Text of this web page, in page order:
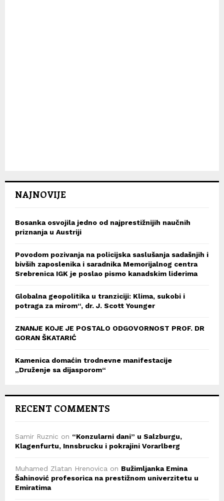
NAJNOVIJE
Bosanka osvojila jedno od najprestižnijih naučnih
priznanja u Austriji
Povodom pozivanja na policijska saslušanja sadašnjih i
bivših zaposlenika i saradnika Memorijalnog centra
Srebrenica IGK je poslao pismo kanadskim liderima
Globalna geopolitika u tranziciji: Klima, sukobi i
potraga za mirom“, dr. J. Scott Younger
ZNANJE KOJE JE POSTALO ODGOVORNOST PROF. DR
GORAN ŠKATARIĆ
Kamenica domaćin trodnevne manifestacije
„Druženje sa dijasporom“
RECENT COMMENTS
Samir Ruznic on “Konzularni dani” u Salzburgu,
Klagenfurtu, Innsbrucku i pokrajini Vorarlberg
Muhamed Zlatan Hrenovica on Bužimljanka Emina
Šahinović profesorica na prestižnom univerzitetu u
Emiratima